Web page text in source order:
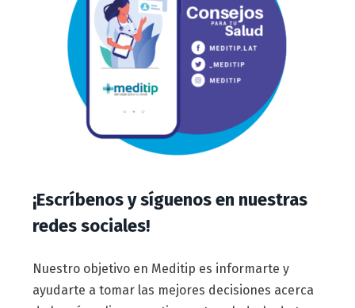
¡Escríbenos y síguenos en nuestras
redes sociales!
Nuestro objetivo en Meditip es informarte y
ayudarte a tomar las mejores decisiones acerca